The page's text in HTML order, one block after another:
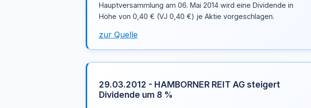
Hauptversammlung am 06. Mai 2014 wird eine Dividende in
Höhe von 0,40 € (VJ 0,40 €) je Aktie vorgeschlagen.
zur Quelle
29.03.2012 - HAMBORNER REIT AG steigert
Dividende um 8 %